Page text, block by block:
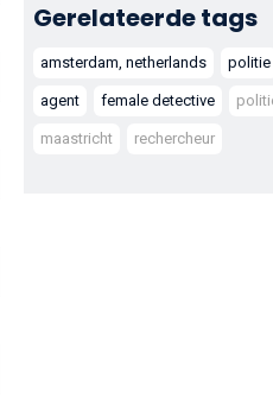
Gerelateerde tags
amsterdam, netherlands politie
agent female detective
maastricht rechercheur